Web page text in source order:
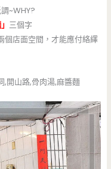
~WHY?
三個字
店面空間，才能應付絡繹